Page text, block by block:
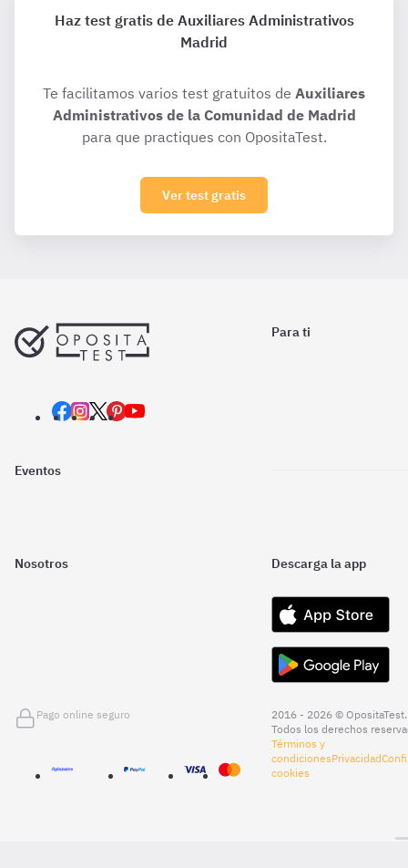
Haz test gratis de Auxiliares Administrativos
Madrid
Te facilitamos varios test gratuitos de Auxiliares
Administrativos de la Comunidad de Madrid
para que practiques con OpositaTest.
Ver test gratis
Para ti
Eventos
Nosotros Descarga la app
Pago online seguro
2016 - 2026 © OpositaTest.
Todos los derechos
Términos y
condicionesPrivacidad
cookies